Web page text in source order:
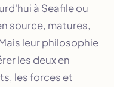
à Seafile ou
source, matures,
leur philosophie
les deux en
les forces et